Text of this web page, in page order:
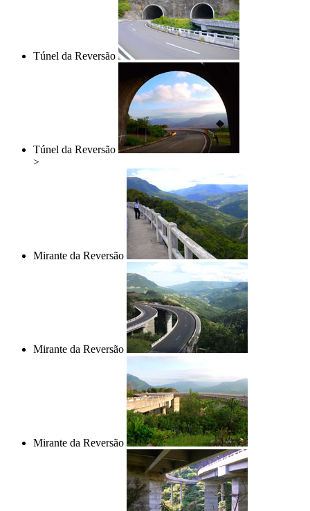
Túnel da Reversão
Túnel da Reversão
>
Mirante da Reversão
Mirante da Reversão
Mirante da Reversão